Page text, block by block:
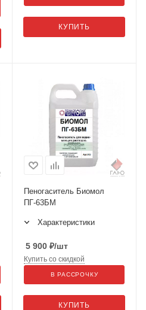
КУПИТЬ
Пеногаситель Биомол
ПГ-63БМ
Характеристики
5 900 ₽/шт
КУПИТЬ
Купить со скидкой
В РАССРОЧКУ